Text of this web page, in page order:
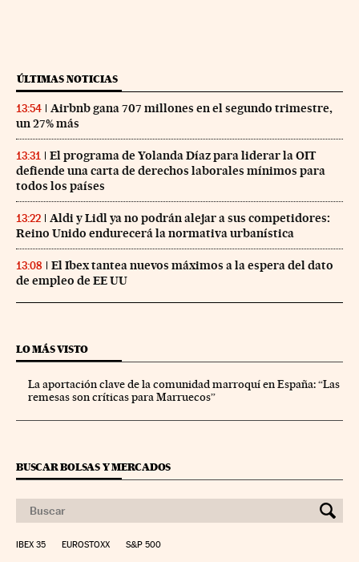
ÚLTIMAS NOTICIAS
13:54
Airbnb gana 707 millones en el segundo trimestre,
un 27% más
13:31
El programa de Yolanda Díaz para liderar la OIT
defiende una carta de derechos laborales mínimos para
todos los países
13:22
Aldi y Lidl ya no podrán alejar a sus competidores:
Reino Unido endurecerá la normativa urbanística
13:08
El Ibex tantea nuevos máximos a la espera del dato
de empleo de EE UU
LO MÁS VISTO
La aportación clave de la comunidad marroquí en España: “Las
remesas son críticas para Marruecos”
BUSCAR BOLSAS Y MERCADOS
IBEX 35 EUROSTOXX S&P 500